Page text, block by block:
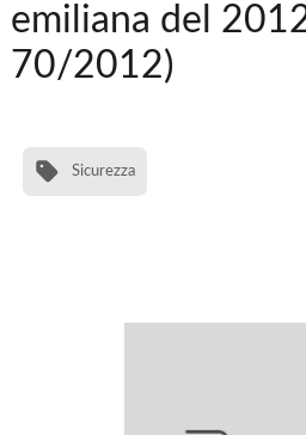
emiliana del
70/2012)
Sicurezza